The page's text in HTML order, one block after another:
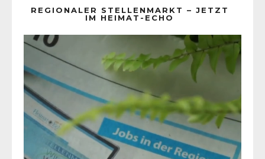
REGIONALER STELLENMARKT – JETZT
IM HEIMAT-ECHO
Player